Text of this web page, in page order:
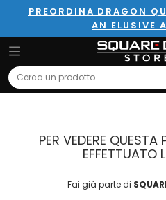
PREORDINA DRAGON
AN ELUSIVE
Search
PER VEDERE
EFFETTUATO
Fai già parte di